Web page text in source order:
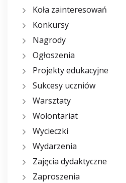
Koła zainteresowań
Konkursy
Nagrody
Ogłoszenia
Projekty edukacyjne
Sukcesy uczniów
Warsztaty
Wolontariat
Wycieczki
Wydarzenia
Zajęcia dydaktyczne
Zaproszenia